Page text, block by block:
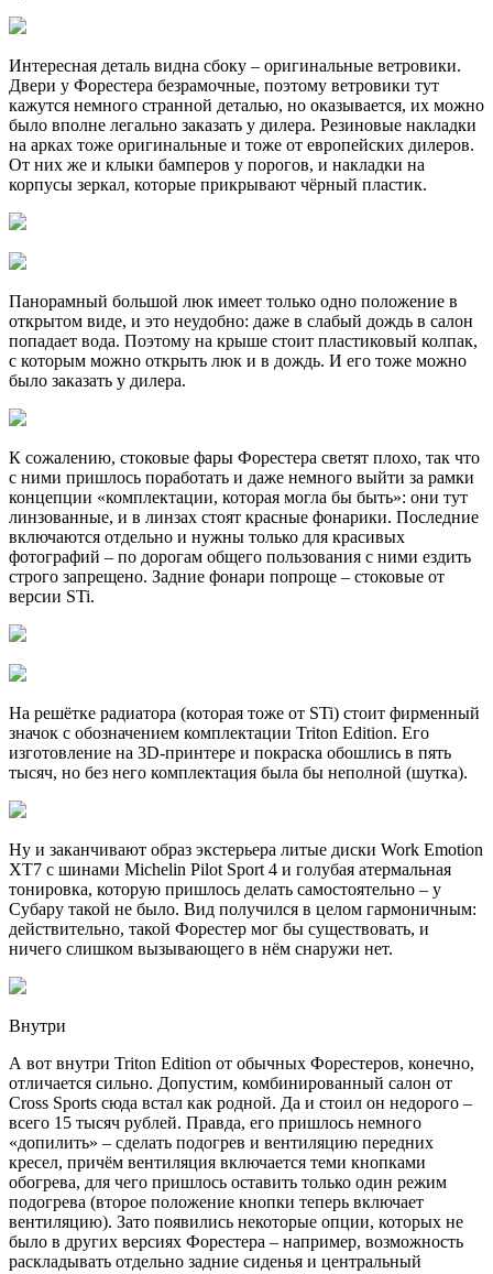
Интересная деталь видна сбоку – оригинальные ветровики.
Двери у Форестера безрамочные, поэтому ветровики тут
кажутся немного странной деталью, но оказывается, их можно
было вполне легально заказать у дилера. Резиновые накладки
на арках тоже оригинальные и тоже от европейских дилеров.
От них же и клыки бамперов у порогов, и накладки на
корпусы зеркал, которые прикрывают чёрный пластик.
Панорамный большой люк имеет только одно положение в
открытом виде, и это неудобно: даже в слабый дождь в салон
попадает вода. Поэтому на крыше стоит пластиковый колпак,
с которым можно открыть люк и в дождь. И его тоже можно
было заказать у дилера.
К сожалению, стоковые фары Форестера светят плохо, так что
с ними пришлось поработать и даже немного выйти за рамки
концепции «комплектации, которая могла бы быть»: они тут
линзованные, и в линзах стоят красные фонарики. Последние
включаются отдельно и нужны только для красивых
фотографий – по дорогам общего пользования с ними ездить
строго запрещено. Задние фонари попроще – стоковые от
версии STi.
На решётке радиатора (которая тоже от STi) стоит фирменный
значок с обозначением комплектации Triton Edition. Его
изготовление на 3D-принтере и покраска обошлись в пять
тысяч, но без него комплектация была бы неполной (шутка).
Ну и заканчивают образ экстерьера литые диски Work Emotion
XT7 с шинами Michelin Pilot Sport 4 и голубая атермальная
тонировка, которую пришлось делать самостоятельно – у
Субару такой не было. Вид получился в целом гармоничным:
действительно, такой Форестер мог бы существовать, и
ничего слишком вызывающего в нём снаружи нет.
Внутри
А вот внутри Triton Edition от обычных Форестеров, конечно,
отличается сильно. Допустим, комбинированный салон от
Cross Sports сюда встал как родной. Да и стоил он недорого –
всего 15 тысяч рублей. Правда, его пришлось немного
«допилить» – сделать подогрев и вентиляцию передних
кресел, причём вентиляция включается теми кнопками
обогрева, для чего пришлось оставить только один режим
подогрева (второе положение кнопки теперь включает
вентиляцию). Зато появились некоторые опции, которых не
было в других версиях Форестера – например, возможность
раскладывать отдельно задние сиденья и центральный